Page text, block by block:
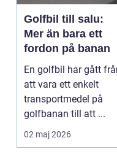
Golfbil till salu:
Mer än bara ett
fordon på banan
En golfbil har gått
att vara ett enkelt
transportmedel på
golfbanan till att ...
02 maj 2026